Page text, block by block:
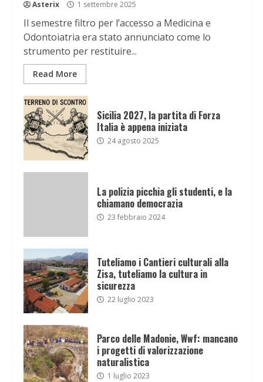
Asterix 1 settembre 2025
Il semestre filtro per l’accesso a Medicina e
Odontoiatria era stato annunciato come lo
strumento per restituire...
Read More
Sicilia 2027, la partita di Forza
Italia è appena iniziata
24 agosto 2025
La polizia picchia gli studenti, e la
chiamano democrazia
23 febbraio 2024
Tuteliamo i Cantieri culturali alla
Zisa, tuteliamo la cultura in
sicurezza
22 luglio 2023
Parco delle Madonie, Wwf: mancano
i progetti di valorizzazione
naturalistica
1 luglio 2023